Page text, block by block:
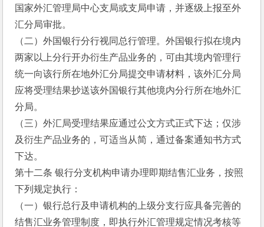
国家外汇管理局中心支局或支局申请，并逐级上报至外
汇分局审批。
（二）外国银行分行视同总行管理。外国银行拟在境内
两家以上分行开办衍生产品业务的，可由其境内管理行
统一向该行所在地外汇分局提交申请材料，该外汇分局
应将受理结果抄送该外国银行其他境内分行所在地外汇
分局。
（三）外汇局受理结果应通过公文方式正式下达；仅涉
及衍生产品业务的，可适当从简，通过备案通知书方式
下达。
第十二条 银行分支机构申请办理即期结售汇业务，按照
下列规定执行：
（一）银行总行及申请机构的上级分支行应具备完善的
结售汇业务管理制度，即执行外汇管理规定情况考核等